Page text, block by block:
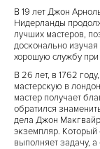
В 19 лет Джон
Нидерланды
лучших мастеров,
досконально
хорошую службу при
В 26 лет, в 1762
мастерскую в
мастер получает
обратился
дела Джон
экземпляр.
выполняет задачу,